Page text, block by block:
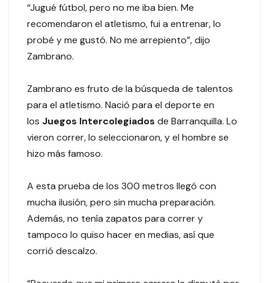
“Jugué fútbol, pero no me iba bien. Me
recomendaron el atletismo, fui a entrenar, lo
probé y me gustó. No me arrepiento”, dijo
Zambrano.
Zambrano es fruto de la búsqueda de talentos
para el atletismo. Nació para el deporte en
los Juegos Intercolegiados de Barranquilla. Lo
vieron correr, lo seleccionaron, y el hombre se
hizo más famoso.
A esta prueba de los 300 metros llegó con
mucha ilusión, pero sin mucha preparación.
Además, no tenía zapatos para correr y
tampoco lo quiso hacer en medias, así que
corrió descalzo.